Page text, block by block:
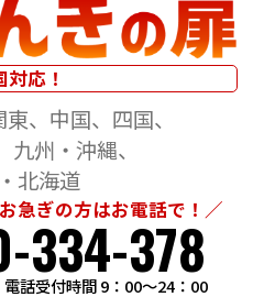
対応！
東 中国
四国
九州・沖縄
北海道
急ぎの方はお電話で！／
334-378
電話受付時間 9：00～24：00